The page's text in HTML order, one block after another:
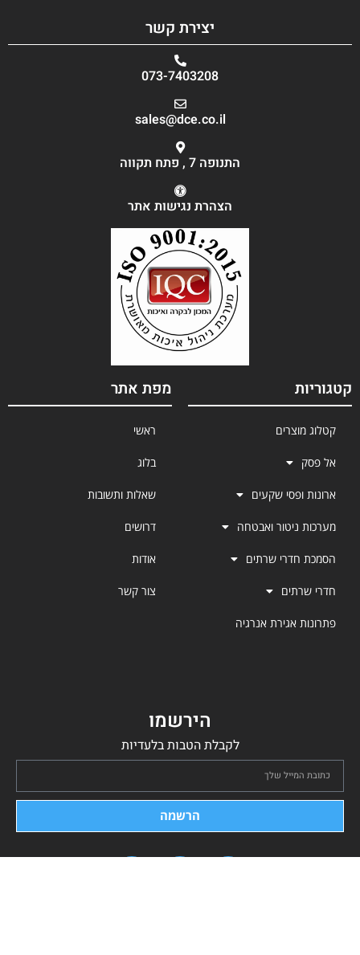
יצירת קשר
073-7403208
sales@dce.co.il
התנופה 7 , פתח תקווה
הצהרת נגישות אתר
קטגוריות
קטלוג מוצרים
אל פסק
ארונות ופסי שקעים
מערכות ניטור ואבטחה
הסמכת חדרי שרתים
חדרי שרתים
פתרונות אגירת אנרגיה
מפת אתר
ראשי
בלוג
שאלות ותשובות
דרושים
אודות
צור קשר
הירשמו
לקבלת הטבות בלעדיות
הרשמה